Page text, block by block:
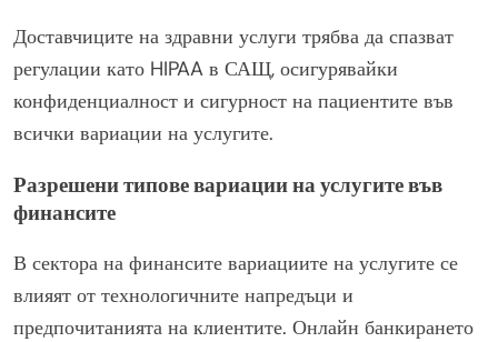
Доставчиците на здравни услуги трябва да спазват
регулации като HIPAA в САЩ, осигурявайки
конфиденциалност и сигурност на пациентите във
всички вариации на услугите.
Разрешени типове вариации на услугите във
финансите
В сектора на финансите вариациите на услугите се
влияят от технологичните напредъци и
предпочитанията на клиентите. Онлайн банкирането